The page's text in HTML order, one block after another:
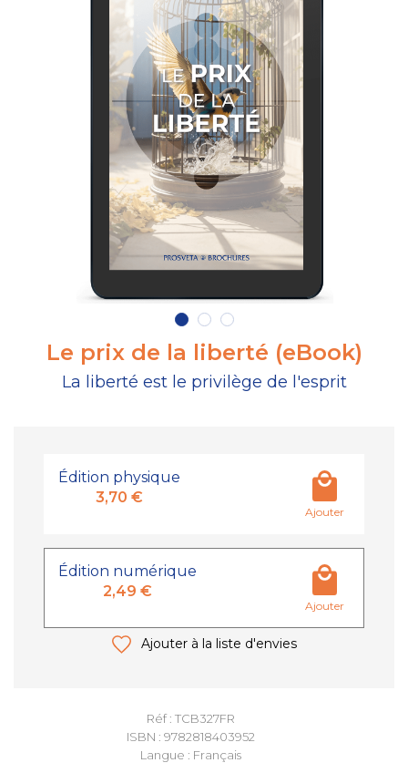
Le prix de la liberté (eBook)
La liberté est le privilège de l'esprit
Réf : TCB327FR
ISBN : 9782818403952
Langue : Français
Édition physique
3,70 €
Ajouter
Édition numérique
2,49 €
Ajouter
Ajouter à la liste d'envies